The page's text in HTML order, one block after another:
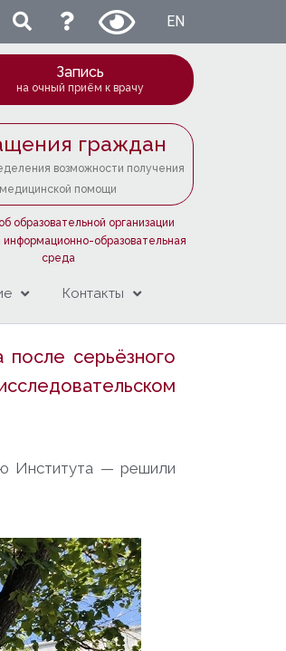
EN
Запись
на очный приём к врачу
граждан
возможности получения
медицинской помощи
образовательной организации
информационно-образовательная
среда
Контакты
после серьёзного
Института — решили